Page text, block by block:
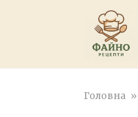
Головна »